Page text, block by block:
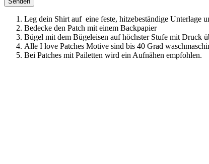
Leg dein Shirt auf eine feste, hitzebeständige Unterlage
Bedecke den Patch mit einem Backpapier
Bügel mit dem Bügeleisen auf höchster Stufe mit Druck
Alle I love Patches Motive sind bis 40 Grad
Bei Patches mit Pailetten wird ein Aufnähen empfohlen.